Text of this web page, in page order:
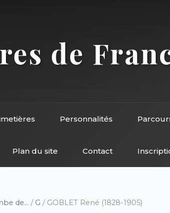
de
Personnalités
Plan du site Contact
de... / G / GOBLET René (1828-1905)